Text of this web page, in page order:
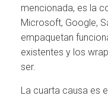
mencionada, es la
Microsoft, Google,
empaquetan
existentes y los
ser.
La cuarta causa es